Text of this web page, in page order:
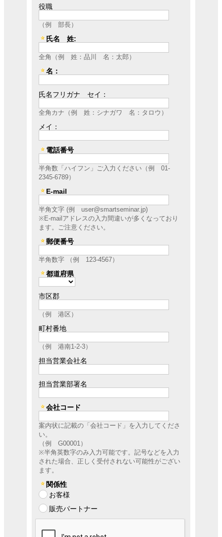
らお預かりした個人情報を適切な安全対策
のもと管理し、漏えい等の防止に努めま
す。
また、以下の場合を除き、お客さまの同意
致しません。
・法令に基づく場合
・上記利用目的の範囲内で利用する為に、
ご提供頂いた個人情報の全ての項目および
お客さまへの架電により知り得た情報、ウ
お客様にご紹介された紹介元企業、弊社の
グループ会社および弊社のビジネスパート
ナーに書面もしくは電子媒体で提供する場
合
ンマーケティングジャパン株式会社 ビジ
ネスパートナー営業推進部 ビジネスパー
トナー営業推進第二課 課長です。
削除を希望される場合には、下記宛にご連
絡下さい。
【お問い合わせ先】
キヤノンマーケティングジャパン株式会
社 オンラインセミナー事務局 ＜area-
seminar-r@canon-mj.co.jp＞
役職
（例 部長）
氏名 姓:
全角（例 姓：品川 名：太郎）
名：
氏名フリガナ セイ：
全角カナ（例 姓：シナガワ 名：タロウ）
メイ：
電話番号
半角数「ハイフン」ご入力ください（例 01-
2345-6789）
E-mail
半角文字 (例 user@smartseminar.jp)
※E-mailアドレスの入力間違いが多くなっており
ます。ご注意ください。
郵便番号
半角数字 （例 123-4567）
都道府県
市区郡
（例 港区）
町村番地
（例 港南1-2-3）
担当営業会社名
担当営業部署名
会社コード
案内状に記載の「会社コード」を入力してくださ
い。
（例 G00001）
※半角英数字のみ入力可能です。記号などを入力
された場合、正しく受付されない可能性がござい
ます。
関係性
お客様
販売パートナー